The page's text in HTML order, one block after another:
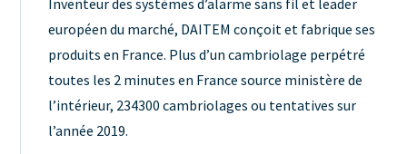
européen du marché, DAITEM conçoit et fabrique ses
produits en France. Plus d’un cambriolage perpétré
toutes les 2 minutes en France source ministère de
l’intérieur, 234300 cambriolages ou tentatives sur
l’année 2019.